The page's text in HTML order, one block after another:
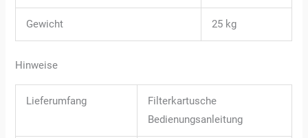
Gewicht 25 kg
Hinweise
Lieferumfang
Filterkartusche
Bedienungsanleitung